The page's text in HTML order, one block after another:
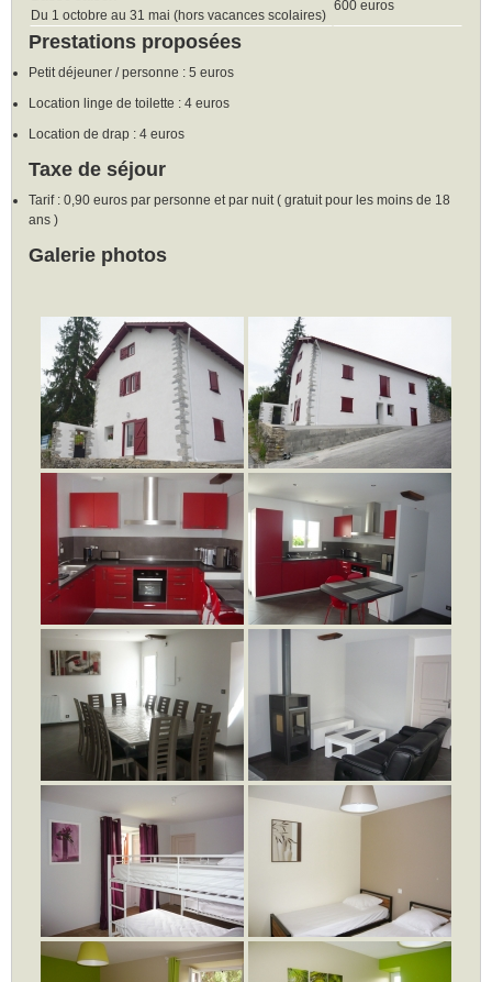
Du 1 octobre au 31 mai (hors vacances scolaires)
600 euros
Prestations proposées
Petit déjeuner / personne : 5 euros
Location linge de toilette : 4 euros
Location de drap : 4 euros
Taxe de séjour
Tarif : 0,90 euros par personne et par nuit ( gratuit pour les moins de 18
ans )
Galerie photos